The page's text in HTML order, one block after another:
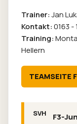
Trainer:Jan
Kontakt:0163 -
Training:
Hellern
TEAMSEITE
F3-